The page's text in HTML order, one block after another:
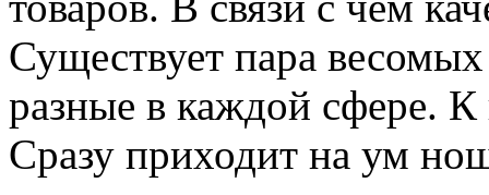
Существует пара
разные в каждой сфере.
Сразу приходит на ум